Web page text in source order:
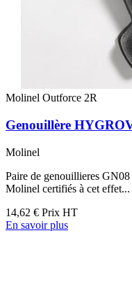
Molinel Outforce 2R
Genouillère
Molinel
Paire de genouillieres
Molinel certifiés à cet effet...
14,62 € Prix HT
En savoir plus